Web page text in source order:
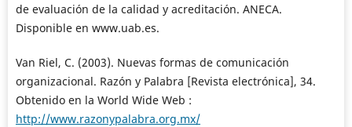
de evaluación de la calidad y acreditación. ANECA.
Disponible en www.uab.es.
Van Riel, C. (2003). Nuevas formas de comunicación
organizacional. Razón y Palabra [Revista electrónica], 34.
Obtenido en la World Wide Web :
http://www.razonypalabra.org.mx/